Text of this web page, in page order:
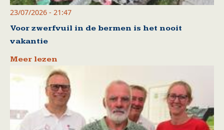
23/07/2026 - 21:47
Voor zwerfvuil in de bermen is het nooit
vakantie
Meer lezen